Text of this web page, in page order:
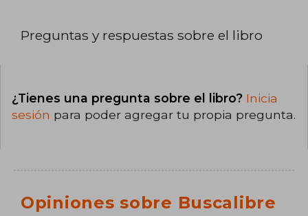
Preguntas y respuestas sobre el libro
¿Tienes una pregunta sobre el libro? Inicia
sesión para poder agregar tu propia pregunta.
Opiniones sobre Buscalibre